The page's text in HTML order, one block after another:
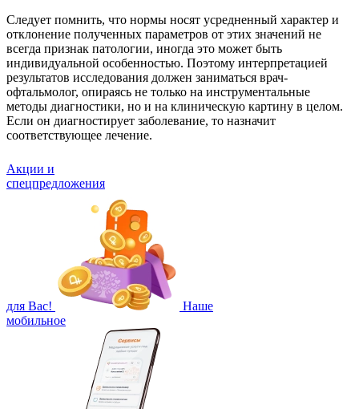
Следует помнить, что нормы носят усредненный характер и
отклонение полученных параметров от этих значений не
всегда признак патологии, иногда это может быть
индивидуальной особенностью. Поэтому интерпретацией
результатов исследования должен заниматься врач-
офтальмолог, опираясь не только на инструментальные
методы диагностики, но и на клиническую картину в целом.
Если он диагностирует заболевание, то назначит
соответствующее лечение.
Акции и
спецпредложения
для Вас!
Наше
мобильное